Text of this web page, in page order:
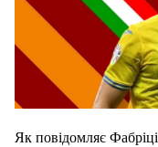
Як повідомляє